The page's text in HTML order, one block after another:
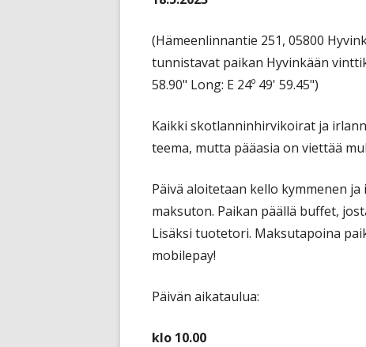
ETSIVÄT/
(Hämeenlinnantie 251, 05800
tunnistavat paikan Hyvinkään
58.90" Long: E 24º 49' 59.45")
Kaikki skotlanninhirvikoirat ja
teema, mutta pääasia on viettää
Päivä aloitetaan kello kymmenen
maksuton. Paikan päällä buffet,
Lisäksi tuotetori. Maksutapoina
mobilepay!
Päivän aikataulua:
klo 10.00